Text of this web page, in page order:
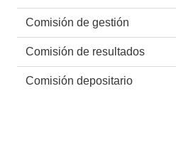
Comisión de gestión
Comisión de resultados
Comisión depositario